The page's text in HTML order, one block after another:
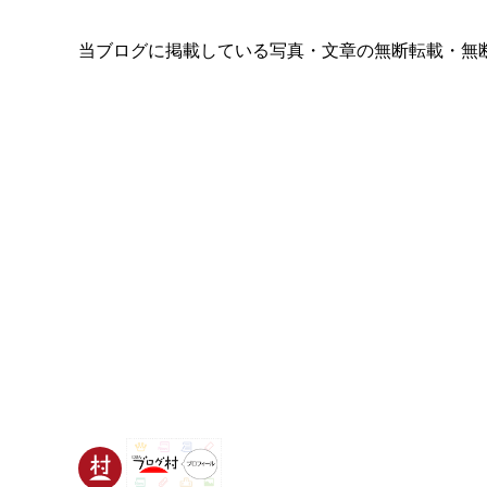
当ブログに掲載している写真・文章の無断転載・